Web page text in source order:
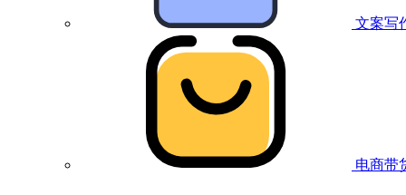
文案写
电商带